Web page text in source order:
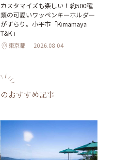
カスタマイズも楽しい！約500種
類の可愛いワッペンキーホルダー
がずらり。小平市「Kimamaya
T&K」
東京都 2026.08.04
のおすすめ記事